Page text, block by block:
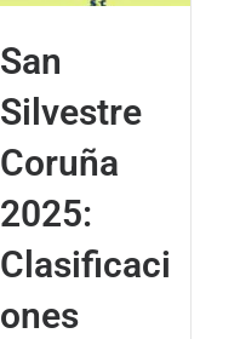
San
Silvestre
Coruña
2025:
Clasificaci
ones